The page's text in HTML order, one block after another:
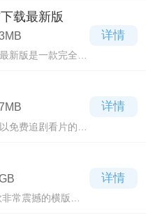
家准备了许多的场
的雪山挑战速度
载最新版
新版是一款完全免
影片栏目都是可
播放起来都可以
详情
免费追剧看片的观
个播放源，不用
量精选的影片节
详情
常震撼的横版刷
详情